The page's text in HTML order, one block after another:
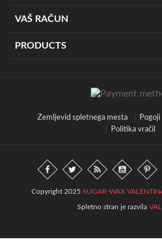
VAŠ RAČUN
PRODUCTS
Zemljevid spletnega mesta
Politika vračil
Copyright 2025 SUGAR-WAX
Spletno stran je razvila